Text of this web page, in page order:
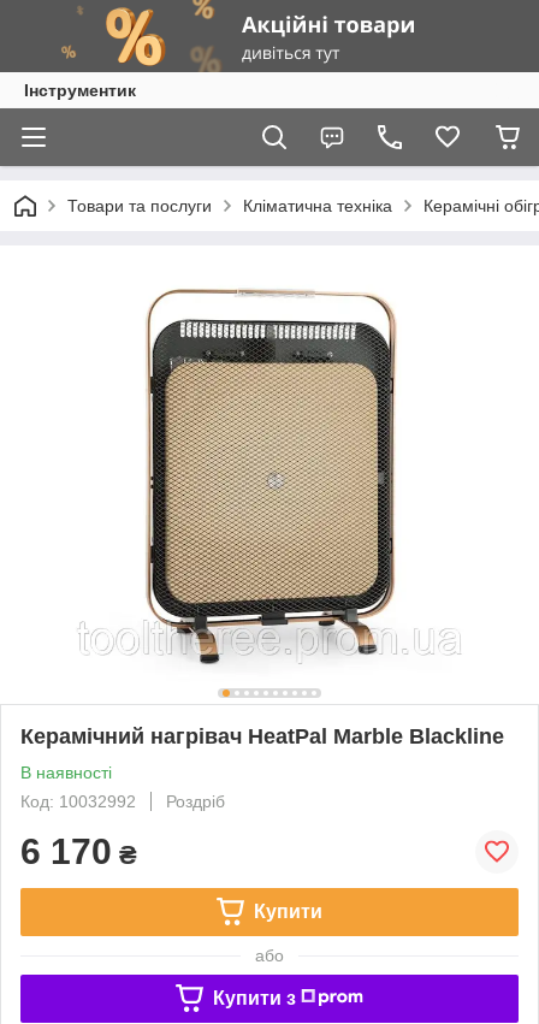
Інструментик
Товари та послуги Кліматична техніка Керамічні
Керамічний нагрівач HeatPal Marble Blackline
В наявності
Код: 10032992
Роздріб
6 170 ₴
Купити
або
Купити з